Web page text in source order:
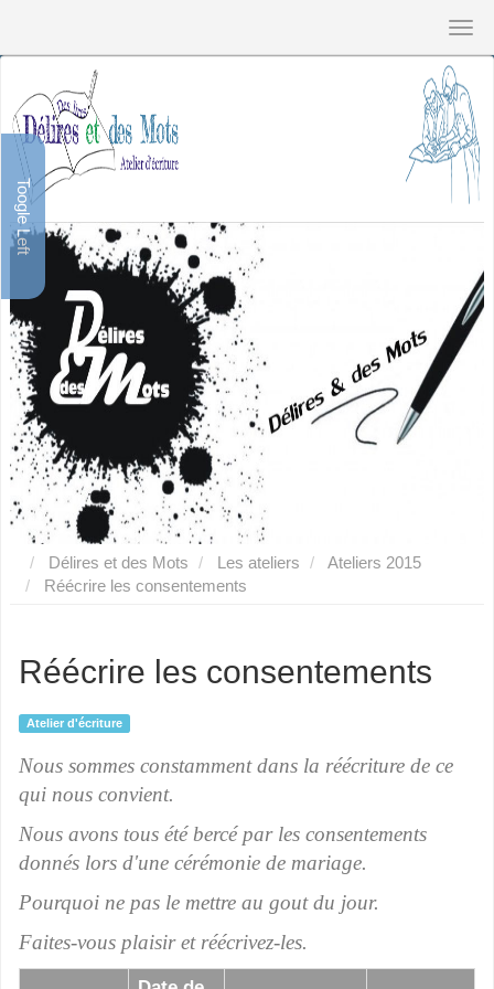
Toogle Left
Délires et des Mots Les ateliers
Ateliers 2015
Réécrire les consentements
Réécrire les consentements
Atelier d'écriture
Nous sommes constamment dans la réécriture de ce
qui nous convient.
Nous avons tous été bercé par les consentements
donnés lors d'une cérémonie de mariage.
Pourquoi ne pas le mettre au gout du jour.
Faites-vous plaisir et réécrivez-les.